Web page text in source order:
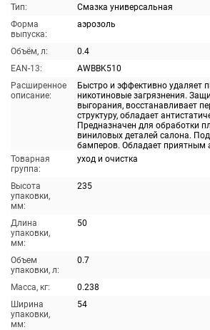
Тип:
Смазка универсальная
Форма
выпуска:
аэрозоль
Объём, л:
0.4
EAN-13:
AWBBK510
Расширенное
описание:
Быстро и эффективно удаляет
никотиновые загрязнения.
выгорания, восстанавливает
структуру, обладает
Предназначен для обработки
виниловых деталей салона.
бамперов. Обладает приятным
Товарная
группа:
уход и очистка
Высота
упаковки,
мм:
235
Длина
упаковки,
мм:
50
Объем
упаковки, л:
0.7
Масса, кг:
0.238
Ширина
упаковки,
мм:
54